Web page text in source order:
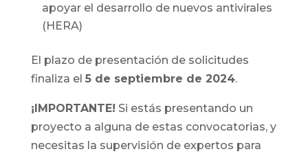
apoyar el desarrollo de nuevos antivirales
(HERA)
El plazo de presentación de solicitudes
finaliza el 5 de septiembre de 2024.
¡IMPORTANTE! Si estás presentando un
proyecto a alguna de estas convocatorias, y
necesitas la supervisión de expertos para